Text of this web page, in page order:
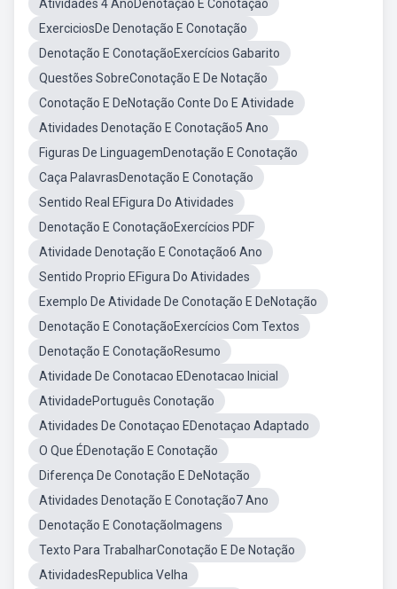
Atividades 4 AnoDenotação E Conotação
ExerciciosDe Denotação E Conotação
Denotação E ConotaçãoExercícios Gabarito
Questões SobreConotação E De Notação
Conotação E DeNotação Conte Do E Atividade
Atividades Denotação E Conotação5 Ano
Figuras De LinguagemDenotação E Conotação
Caça PalavrasDenotação E Conotação
Sentido Real EFigura Do Atividades
Denotação E ConotaçãoExercícios PDF
Atividade Denotação E Conotação6 Ano
Sentido Proprio EFigura Do Atividades
Exemplo De Atividade De Conotação E DeNotação
Denotação E ConotaçãoExercícios Com Textos
Denotação E ConotaçãoResumo
Atividade De Conotacao EDenotacao Inicial
AtividadePortuguês Conotação
Atividades De Conotaçao EDenotaçao Adaptado
O Que ÉDenotação E Conotação
Diferença De Conotação E DeNotação
Atividades Denotação E Conotação7 Ano
Denotação E ConotaçãoImagens
Texto Para TrabalharConotação E De Notação
AtividadesRepublica Velha